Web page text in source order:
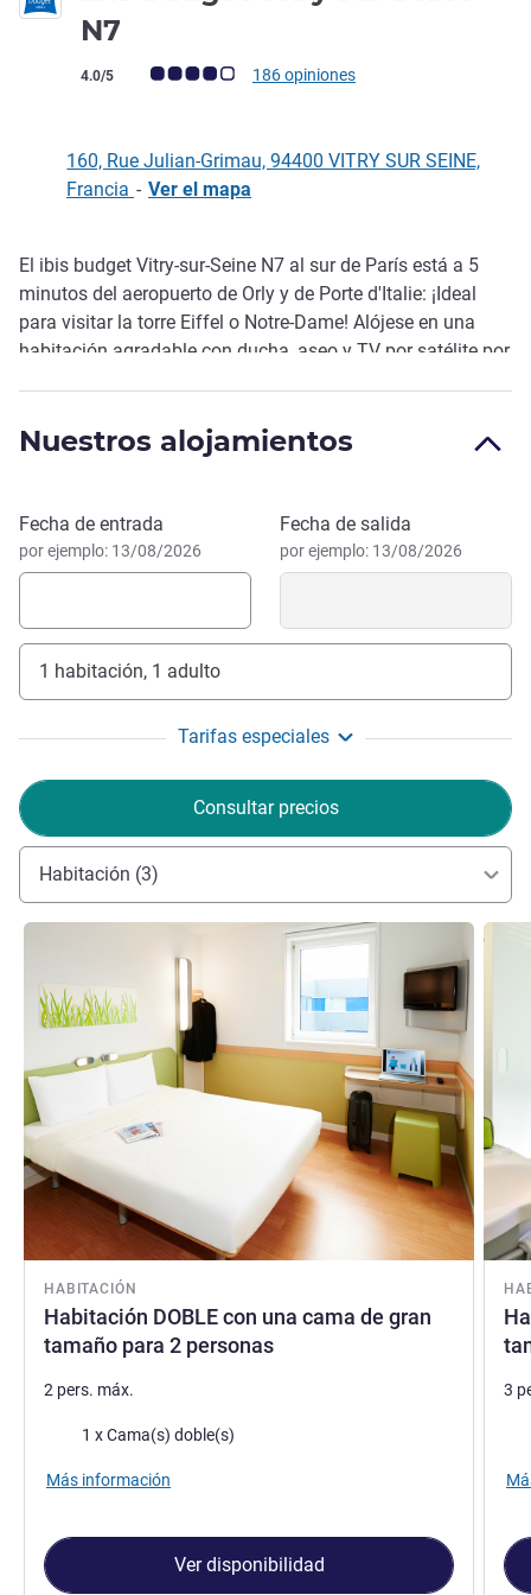
N7
Nota de clientes de Avis (Clasificación de ALL)
4.0/5 186 opiniones
160, Rue Julian-Grimau, 94400 VITRY SUR SEINE,
Francia - Ver el mapa
Descripción
El ibis budget Vitry-sur-Seine N7 al sur de París está a 5
minutos del aeropuerto de Orly y de Porte d'Italie: ¡Ideal
para visitar la torre Eiffel o Notre-Dame! Alójese en una
habitación agradable con ducha, aseo y TV por satélite por
grande o una cama grande y una cama superpuesta). WIFI
Nuestros alojamientos
Reservar este hotel
Fecha de entrada
por ejemplo: 13/08/2026
Fecha de salida
por ejemplo: 13/08/2026
1 habitación, 1 adulto
Tarifas especiales
Consultar precios
Habitación (3)
HABITACIÓN
Habitación DOBLE con una cama de gran
tamaño para 2 personas
Más información
2 pers. máx.
Ropa de cama
1 x Cama(s) doble(s)
Más información
Ver disponibilidad
Más
3